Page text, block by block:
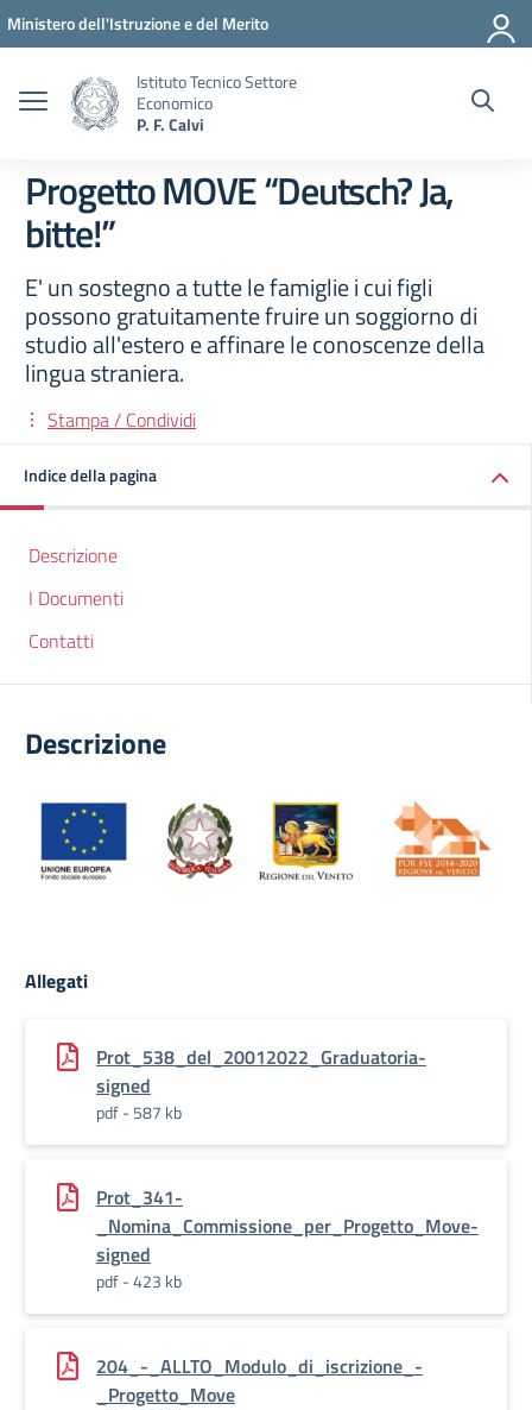
Vai ai contenuti
Vai al menu di navigazione
Vai al footer
Ministero dell'Istruzione e del Merito
Istituto Tecnico Settore
Economico
P. F. Calvi
Progetto MOVE “Deutsch? Ja,
bitte!”
E' un sostegno a tutte le famiglie i cui figli
possono gratuitamente fruire un soggiorno di
studio all'estero e affinare le conoscenze della
lingua straniera.
Stampa / Condividi
Indice della pagina
Descrizione
I Documenti
Contatti
Descrizione
Allegati
Prot_538_del_20012022_Graduatoria-
signed
pdf - 587 kb
Prot_341-
_Nomina_Commissione_per_Progetto_Move-
signed
pdf - 423 kb
204_-_ALLTO_Modulo_di_iscrizione_-
_Progetto_Move